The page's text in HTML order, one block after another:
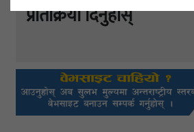
प्रतिक्रिया दिनुहोस्